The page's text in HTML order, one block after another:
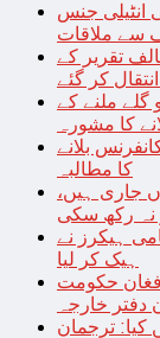
انٹیلی جنس
سے ملاقات
تقریر کے
کر گئے
ملنے کے
کا مشورہ
بلانے
کا مطالبہ
جاری ہیں،
نہ رکھ سکی
ہیکرز نے
ہیک کر لیا
افغان حکومت TTP قیادت کو پاکستان کے حوالے کرے،
دفتر خارجہ
کیا: ترجمان